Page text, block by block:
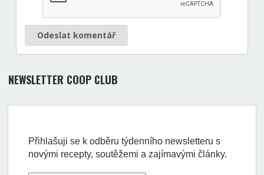
Odeslat komentář
NEWSLETTER COOP CLUB